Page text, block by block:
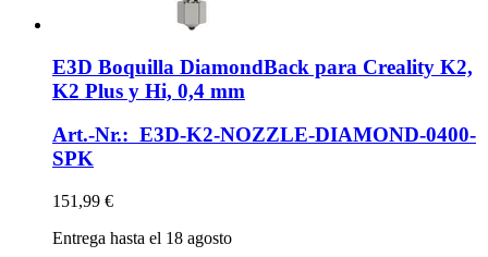
E3D Boquilla DiamondBack para Creality K2,
K2 Plus y Hi, 0,4 mm
Art.-Nr.: E3D-K2-NOZZLE-DIAMOND-0400-
SPK
151,99 €
Entrega hasta el 18 agosto